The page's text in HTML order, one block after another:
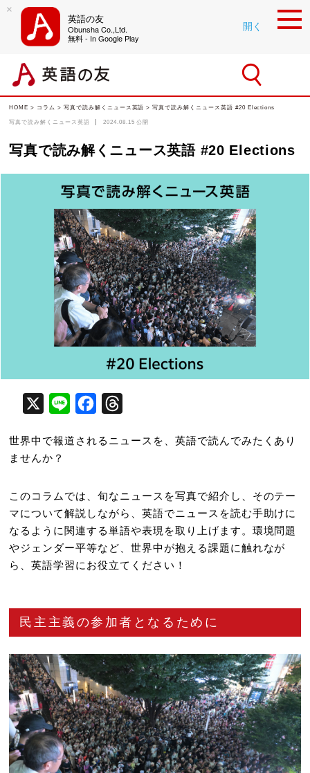
×
英語の友
Obunsha Co.,Ltd.
無料 - In Google Play
開く
HOME > コラム > 写真で読み解くニュース英語 > 写真で読み解くニュース英語 #20 Elections
写真で読み解くニュース英語 2024.08.15 公開
写真で読み解くニュース英語 #20 Elections
X Line Facebook
世界中で報道されるニュースを、英語で読んでみたくあり
ませんか？
このコラムでは、旬なニュースを写真で紹介し、そのテー
マについて解説しながら、英語でニュースを読む手助けに
なるように関連する単語や表現を取り上げます。環境問題
やジェンダー平等など、世界中が抱える課題に触れなが
ら、英語学習にお役立てください！
民主主義の参加者となるために